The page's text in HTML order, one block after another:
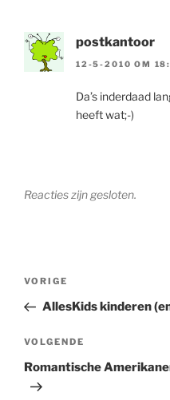
postkantoor
12-5-2010 OM
Da’s inderdaad
heeft wat;-)
Reacties zijn gesloten.
Berichtnavigatie
Vorig
bericht
VORIGE
AllesKids kinderen
Volgend
bericht
VOLGENDE
Romantische